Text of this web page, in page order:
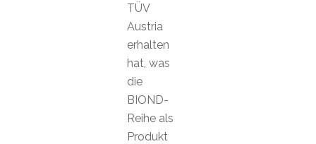
TÜV
Austria
erhalten
hat, was
die
BIOND-
Reihe als
Produkt